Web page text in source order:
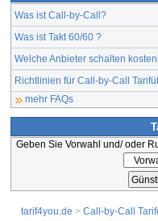
Was ist Call-by-Call?
Was ist Takt 60/60 ?
Welche Anbieter schalten
Richtlinien für Call-by-Call
mehr FAQs
Geben Sie Vorwahl und/ oder
tarif4you.de > Call-by-Call